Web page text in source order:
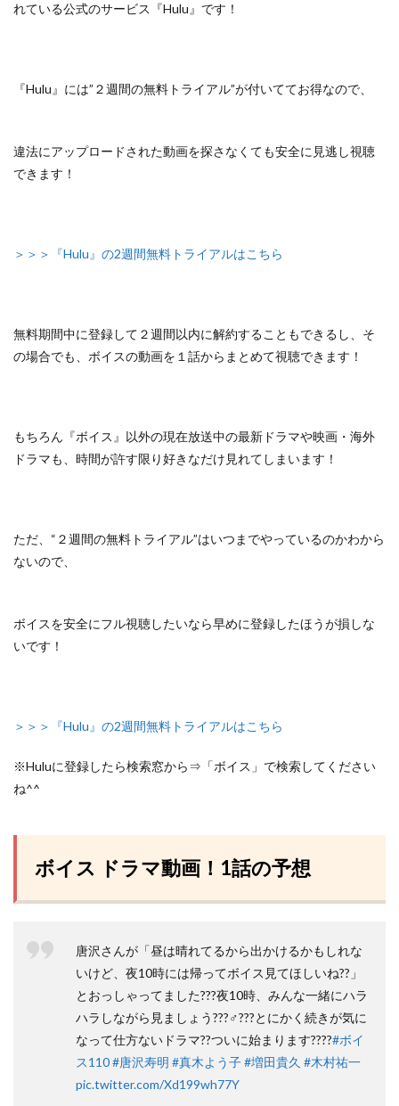
れている公式のサービス『Hulu』 です！
『Hulu』には”２週間の無料トライアル”が付いててお得なので、
違法にアップロードされた動画を探さなくても安全に見逃し視聴
できます！
＞＞＞『Hulu』の2週間無料トライアルはこちら
無料期間中に登録して２週間以内に解約することもできるし、 そ
の場合でも、ボイスの動画を１話からまとめて視聴できます！
もちろん『ボイス』以外の現在放送中の最新ドラマや映画・海外
ドラマも、 時間が許す限り好きなだけ見れてしまいます！
ただ、 “２週間の無料トライアル”はいつまでやっているのかわから
ないので、
ボイスを安全にフル視聴したいなら早めに登録したほうが損しな
いです！
＞＞＞『Hulu』の2週間無料トライアルはこちら
※Huluに登録したら検索窓から⇒「ボイス」で検索してください
ね^^
ボイス ドラマ動画！1話の予想
唐沢さんが「昼は晴れてるから出かけるかもしれな
いけど、夜10時には帰ってボイス見てほしいね??」
とおっしゃってました???夜10時、みんな一緒にハラ
ハラしながら見ましょう???♂???とにかく続きが気に
なって仕方ないドラマ??ついに始まります????#ボイ
ス110#唐沢寿明 #真木よう子#増田貴久 #木村祐一
pic.twitter.com/Xd199wh77Y